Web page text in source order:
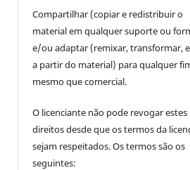
Compartilhar (copiar e redistribuir o
material em qualquer suporte ou
e/ou adaptar (remixar, transformar,
a partir do material) para qualquer
mesmo que comercial.
O licenciante não pode revogar estes
direitos desde que os termos da
sejam respeitados. Os termos são os
seguintes: